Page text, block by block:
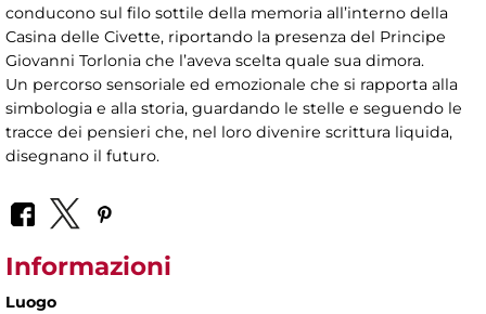
conducono sul filo sottile della memoria all’interno della
Casina delle Civette, riportando la presenza del Principe
Giovanni Torlonia che l’aveva scelta quale sua dimora.
Un percorso sensoriale ed emozionale che si rapporta alla
simbologia e alla storia, guardando le stelle e seguendo le
tracce dei pensieri che, nel loro divenire scrittura liquida,
disegnano il futuro.
Informazioni
Luogo